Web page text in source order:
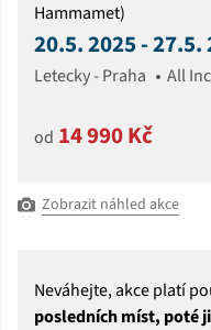
Hammamet)
20.5. 2025 - 27.5.
Letecky - Praha All
od 14 990 Kč
Zobrazit náhled akce
Neváhejte, akce platí
posledních míst, poté